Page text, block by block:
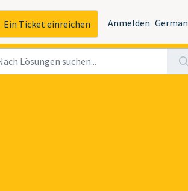
Ein Ticket einreichen Anmelden German